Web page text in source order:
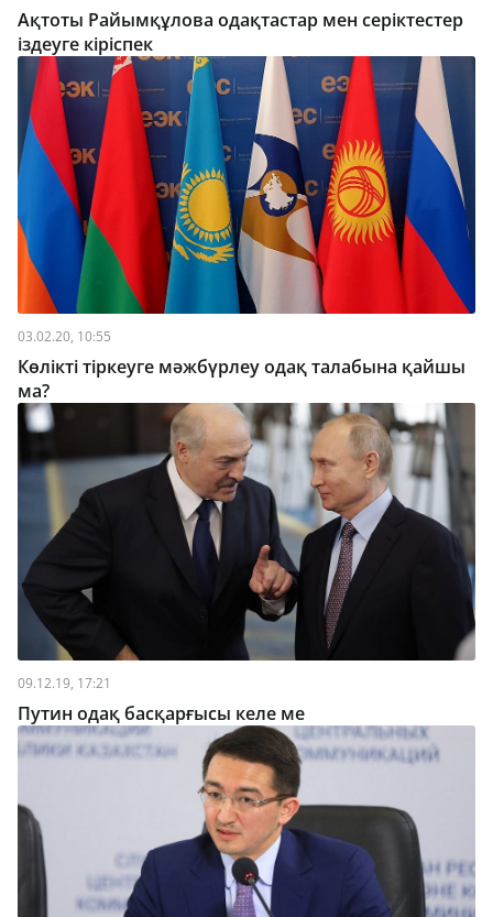
Ақтоты Райымқұлова одақтастар мен серіктестер
іздеуге кіріспек
03.02.20, 10:55
Көлікті тіркеуге мәжбүрлеу одақ талабына қайшы
ма?
09.12.19, 17:21
Путин одақ басқарғысы келе ме